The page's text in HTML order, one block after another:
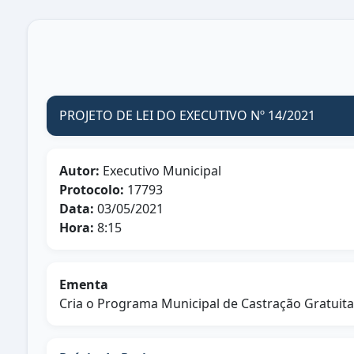
PROJETO DE LEI DO EXECUTIVO Nº 14/2021
Autor: Executivo Municipal
Protocolo: 17793
Data: 03/05/2021
Hora: 8:15
Ementa
Cria o Programa Municipal de Castração